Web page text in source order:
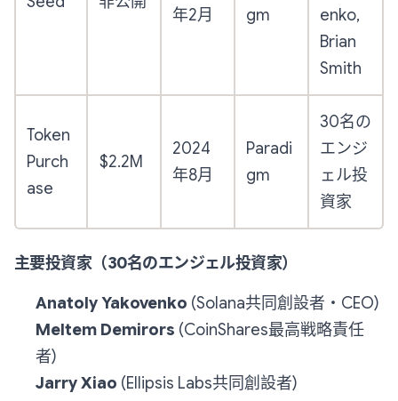
年2月
gm
enko,
Brian
Smith
Token
Purch
ase
$2.2M
2024
年8月
Paradi
gm
30名の
エンジ
ェル投
資家
主要投資家（30名のエンジェル投資家）
Anatoly Yakovenko (Solana共同創設者・CEO)
Meltem Demirors (CoinShares最高戦略責任
者)
Jarry Xiao (Ellipsis Labs共同創設者)